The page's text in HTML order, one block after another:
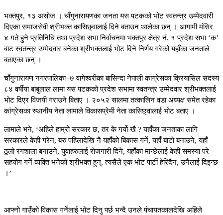
भक्तपुर, १३ असोज । चाँगुनारायणका जनता यस पटकको भोट स्वतन्त्र उम्मेदवारी
दिएका समाजसेवी श्रीभक्त कासिछ्वालाई दिने बताउन थालेका छन् । आगामी मंसिर
४ गते हुने प्रतिनिधि तथा प्रदेश सभा निर्वाचनमा भक्तपुर क्षेत्र नं. १ प्रदेश सभा ‘क’
बाट स्वतन्त्र उम्मेदवार बनेका श्रीभक्तलाई भोट दिने निर्णय गरेको यहाँका जनताले
बताएका छन् ।
चाँगुनारायण नगरपालिका–७ वागेश्वरीका बासिन्दा नेपाली कांग्रेसका क्रियासिल सदस्य
८४ वर्षीया बाबुलाल लामा यस पटकको प्रदेश सभामा स्वतन्त्र उम्मेदवार श्रीभक्तलाई
भोट दिएर विजयी गराउने बिताए । २०५२ सालमा तत्कालिन वडा अध्यक्ष समेत रहेका
कांग्रेसका स्थानीय नेता लामाले विकासप्रेमी नेता कासिछ्वालाई भोट बताए ।
लामाले भने, ‘अहिले हाम्रो सरकार छ, तर के गर्यो खै ? यहाँका जनताका लागि
सरकारले केही गरेन, बरु पहिलादेखि नै यहाँको बिकास गर्ने, यहाँ बाटो बनाउने, यहाँ
ठूलो रंगशाला बनाउने, युवाहरुलाई रोजगारी दिने, यहाँका मान्छेलाई केही समस्या परे
सहयोग गर्ने व्यक्ति भनेको श्रीभक्त हुन्, त्यसैले एक भोट पार्टी हेरिदैन, उनैलाई दिइन्छ
।’
आफ्नो गाउँको विकास गर्नेलाई भोट दिनु पर्छ भन्दै उनले पंचायतकालदेखि अहिले